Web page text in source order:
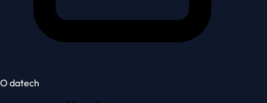
O datech